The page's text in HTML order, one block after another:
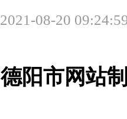
2021-08-20
德阳市网站